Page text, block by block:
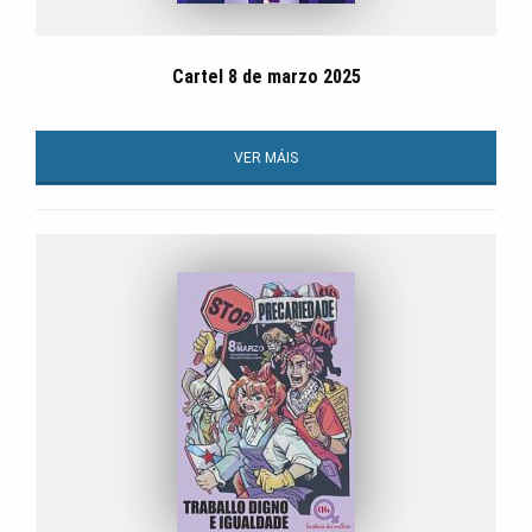
Cartel 8 de marzo 2025
VER MÁIS